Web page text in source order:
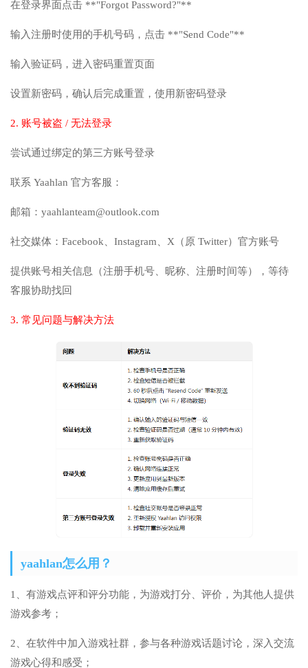
在登录界面点击 **"Forgot Password?"**
输入注册时使用的手机号码，点击 **"Send Code"**
输入验证码，进入密码重置页面
设置新密码，确认后完成重置，使用新密码登录
2. 账号被盗 / 无法登录
尝试通过绑定的第三方账号登录
联系 Yaahlan 官方客服：
邮箱：yaahlanteam@outlook.com
社交媒体：Facebook、Instagram、X（原 Twitter）官方账号
提供账号相关信息（注册手机号、昵称、注册时间等），等待
客服协助找回
3. 常见问题与解决方法
yaahlan怎么用？
1、有游戏点评和评分功能，为游戏打分、评价，为其他人提供
游戏参考；
2、在软件中加入游戏社群，参与各种游戏话题讨论，深入交流
游戏心得和感受；